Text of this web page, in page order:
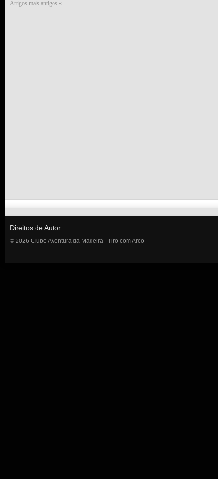
Artigos mais antigos «
Direitos de Autor
© 2026 Clube Aventura da Madeira - Tiro com Arco.